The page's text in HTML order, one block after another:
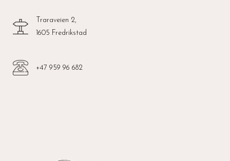
Traraveien 2,
1605 Fredrikstad
‭+47 959 96 682